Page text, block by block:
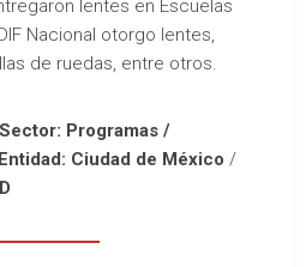
lentes en Escuelas
Nacional otorgo lentes,
de ruedas, entre otros.
Programas /
Ciudad de México /